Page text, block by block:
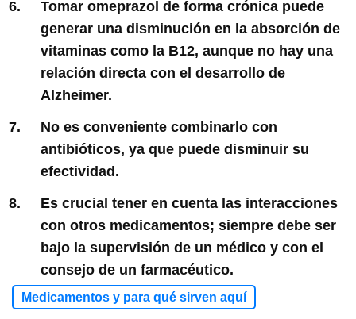
Tomar omeprazol de forma crónica puede
generar una disminución en la absorción de
vitaminas como la B12, aunque no hay una
relación directa con el desarrollo de
Alzheimer.
No es conveniente combinarlo con
antibióticos, ya que puede disminuir su
efectividad.
Es crucial tener en cuenta las interacciones
con otros medicamentos; siempre debe ser
bajo la supervisión de un médico y con el
consejo de un farmacéutico.
Medicamentos y para qué sirven aquí